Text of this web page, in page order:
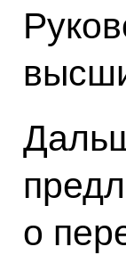
о